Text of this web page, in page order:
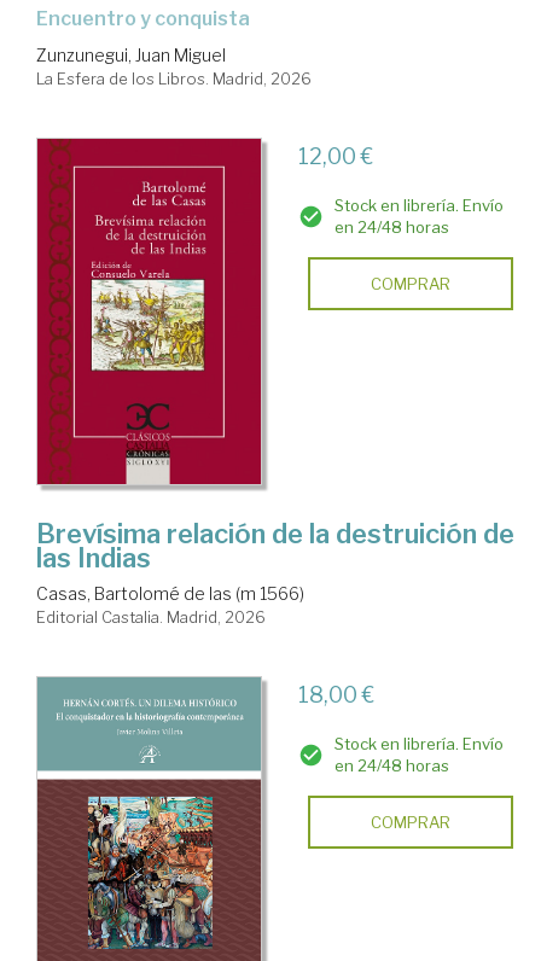
Encuentro y conquista
Zunzunegui, Juan Miguel
La Esfera de los Libros. Madrid, 2026
12,00 €
Stock en librería. Envío
en 24/48 horas
COMPRAR
Brevísima relación de la destruición de
las Indias
Casas, Bartolomé de las (m 1566)
Editorial Castalia. Madrid, 2026
18,00 €
Stock en librería. Envío
en 24/48 horas
COMPRAR